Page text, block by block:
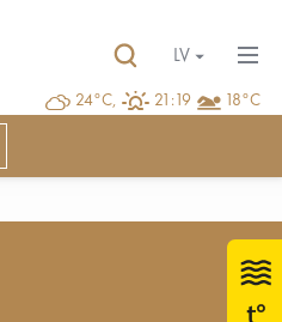
24°C, 21:19 18°C
LV